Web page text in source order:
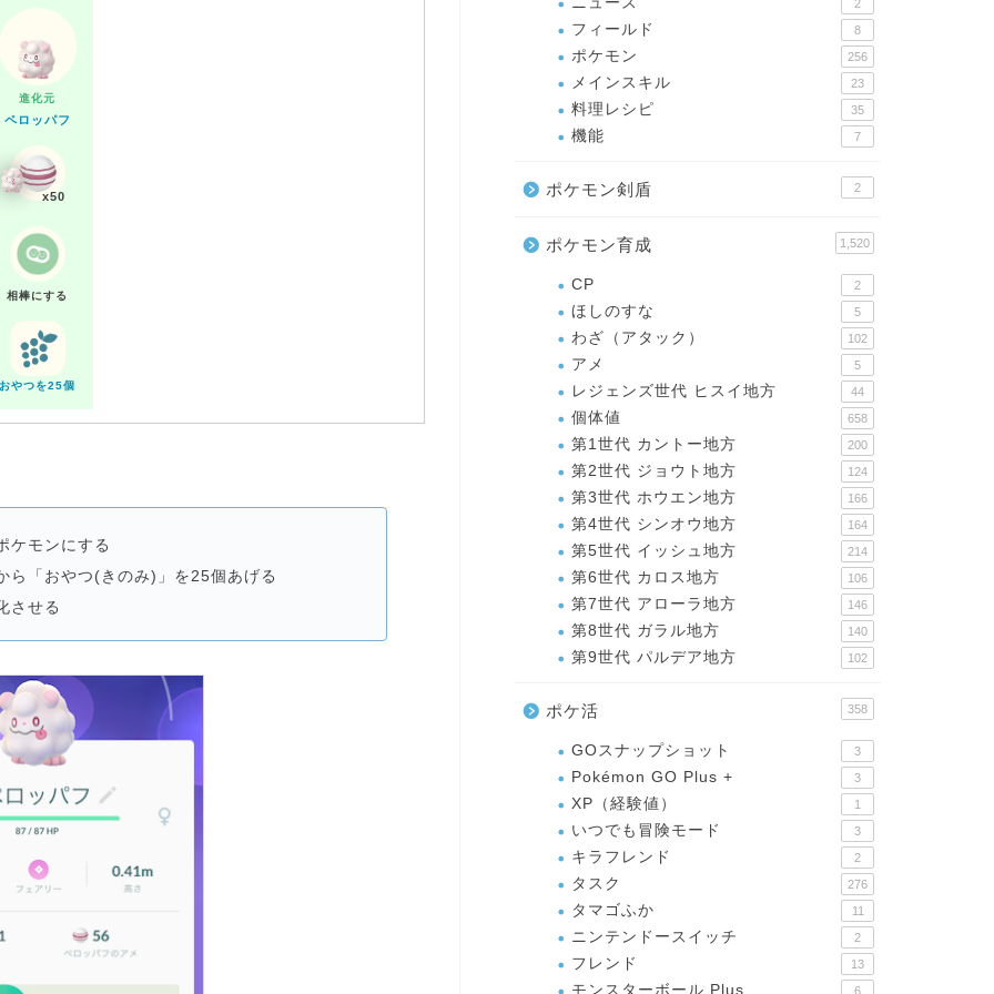
進化元
ペロッパフ
x50
相棒にする
おやつを25個
ケモンにする
ら「おやつ(きのみ)」を25個あげる
させる
2
フィールド 8
ポケモン 256
メインスキル 23
料理レシピ 35
機能 7
ポケモン剣盾 2
ポケモン育成 1,520
CP 2
ほしのすな 5
わざ（アタック） 102
アメ 5
レジェンズ世代 ヒスイ地方 44
個体値 658
第1世代 カントー地方 200
第2世代 ジョウト地方 124
第3世代 ホウエン地方 166
第4世代 シンオウ地方 164
第5世代 イッシュ地方 214
第6世代 カロス地方 106
第7世代 アローラ地方 146
第8世代 ガラル地方 140
第9世代 パルデア地方 102
ポケ活 358
GOスナップショット 3
Pokémon GO Plus + 3
XP（経験値） 1
いつでも冒険モード 3
キラフレンド 2
タスク 276
タマゴふか 11
ニンテンドースイッチ 2
フレンド 13
モンスターボール Plus 6